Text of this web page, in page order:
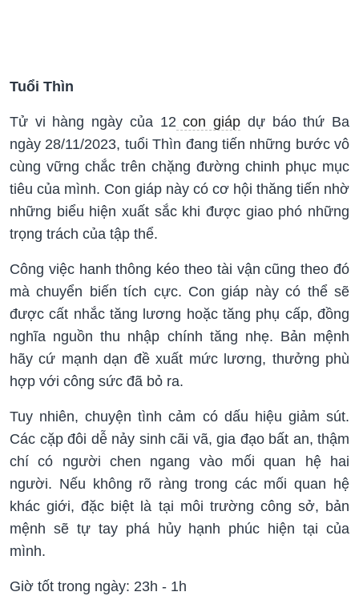
Tuổi Thìn
Tử vi hàng ngày của 12 con giáp dự báo thứ Ba
ngày 28/11/2023, tuổi Thìn đang tiến những bước vô
cùng vững chắc trên chặng đường chinh phục mục
tiêu của mình. Con giáp này có cơ hội thăng tiến nhờ
những biểu hiện xuất sắc khi được giao phó những
trọng trách của tập thể.
Công việc hanh thông kéo theo tài vận cũng theo đó
mà chuyển biến tích cực. Con giáp này có thể sẽ
được cất nhắc tăng lương hoặc tăng phụ cấp, đồng
nghĩa nguồn thu nhập chính tăng nhẹ. Bản mệnh
hãy cứ mạnh dạn đề xuất mức lương, thưởng phù
hợp với công sức đã bỏ ra.
Tuy nhiên, chuyện tình cảm có dấu hiệu giảm sút.
Các cặp đôi dễ nảy sinh cãi vã, gia đạo bất an, thậm
chí có người chen ngang vào mối quan hệ hai
người. Nếu không rõ ràng trong các mối quan hệ
khác giới, đặc biệt là tại môi trường công sở, bản
mệnh sẽ tự tay phá hủy hạnh phúc hiện tại của
mình.
Giờ tốt trong ngày: 23h - 1h